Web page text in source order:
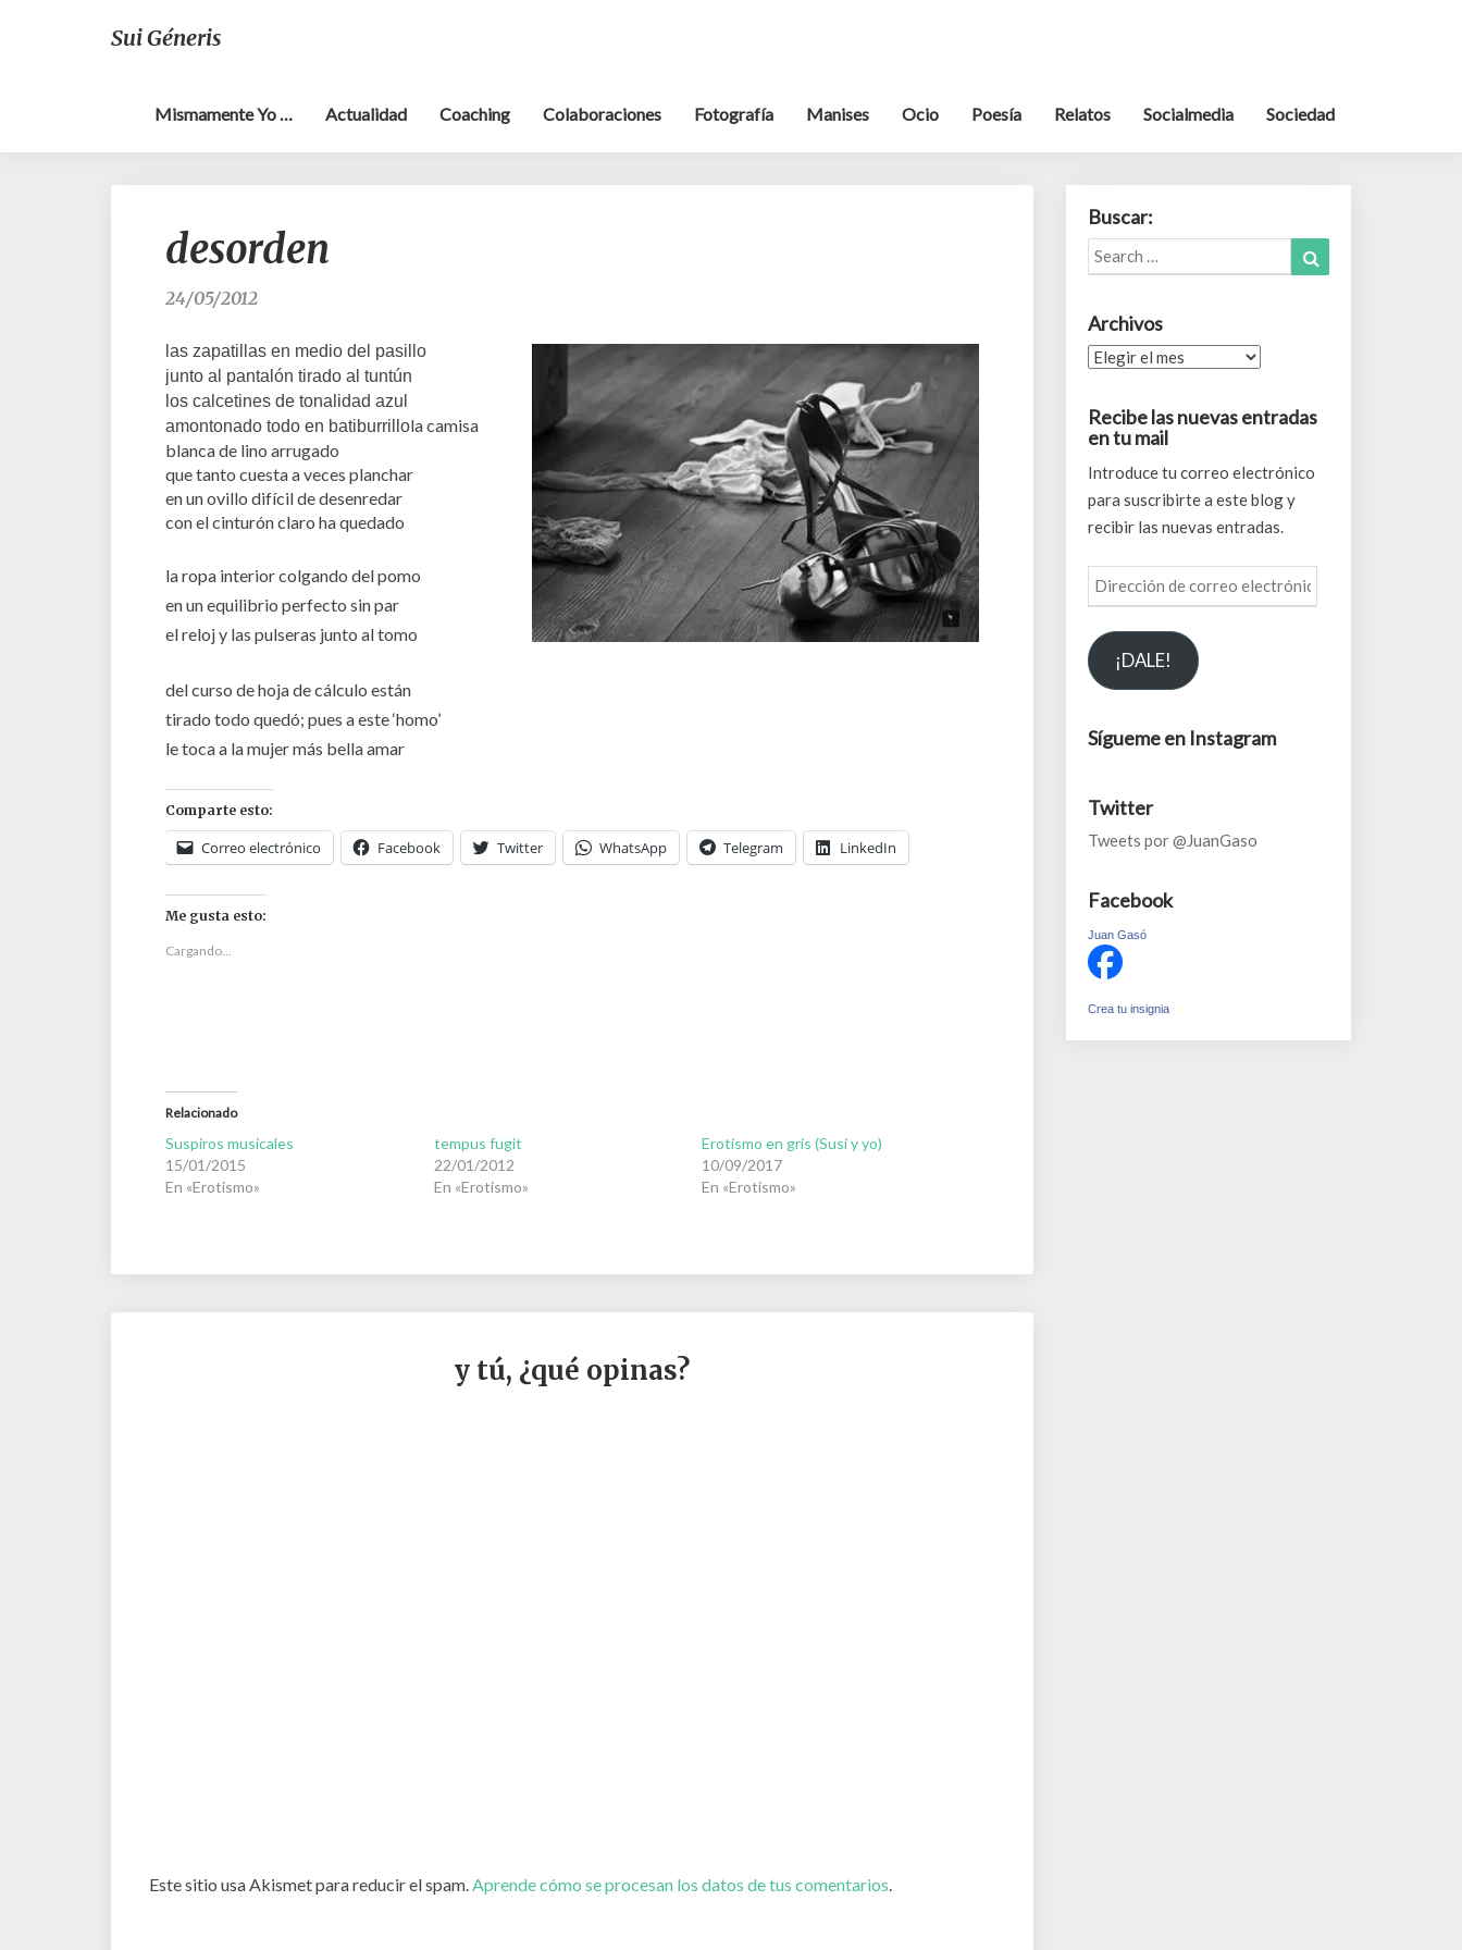
Sui Géneris
Mismamente Yo … Actualidad Coaching Colaboraciones Fotografía Manises Ocio Poesía Relatos Socialmedia Sociedad
desorden
24/05/2012
las zapatillas en medio del pasillo
junto al pantalón tirado al tuntún
los calcetines de tonalidad azul
amontonado todo en batiburrillola camisa
blanca de lino arrugado
que tanto cuesta a veces planchar
en un ovillo difícil de desenredar
con el cinturón claro ha quedado
la ropa interior colgando del pomo
en un equilibrio perfecto sin par
el reloj y las pulseras junto al tomo
del curso de hoja de cálculo están
tirado todo quedó; pues a este ‘homo’
le toca a la mujer más bella amar
Comparte esto:
Correo electrónico Facebook Twitter WhatsApp Telegram LinkedIn
Me gusta esto:
Cargando...
Relacionado
Suspiros musicales
15/01/2015
En «Erotismo»
tempus fugit
22/01/2012
En «Erotismo»
Erotismo en gris (Susi y yo)
10/09/2017
En «Erotismo»
y tú, ¿qué opinas?
Este sitio usa Akismet para reducir el spam.Aprende cómo se procesan los datos de tus comentarios.
Buscar:
Search
for:
Archivos
Archivos
Recibe las nuevas entradas
en tu mail
Introduce tu correo electrónico
para suscribirte a este blog y
recibir las nuevas entradas.
Dirección
de
correo
electrónico
¡DALE!
Sígueme en Instagram
Twitter
Tweets por @JuanGaso
Facebook
Juan Gasó
Crea tu insignia